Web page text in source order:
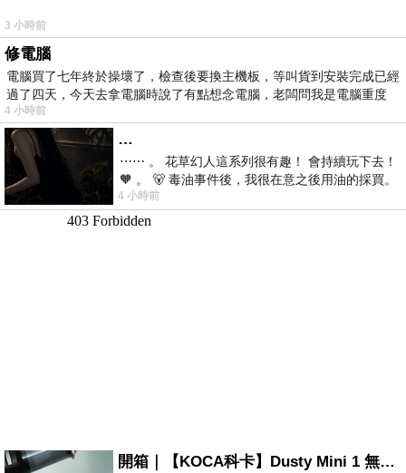
3 小時前
修電腦
電腦買了七年終於操壞了，檢查後要換主機板，等叫貨到安裝完成已經
過了四天，今天去拿電腦時說了有點想念電腦，老闆問我是電腦重度
4 小時前
…
⋯⋯ 。 花草幻人這系列很有趣！ 會持續玩下去！
🧡 。 🐻 毒油事件後，我很在意之後用油的採買。
前天購買了我之前就很愛
4 小時前
開箱｜【KOCA科卡】Dusty Mini 1 無線手持吸塵器